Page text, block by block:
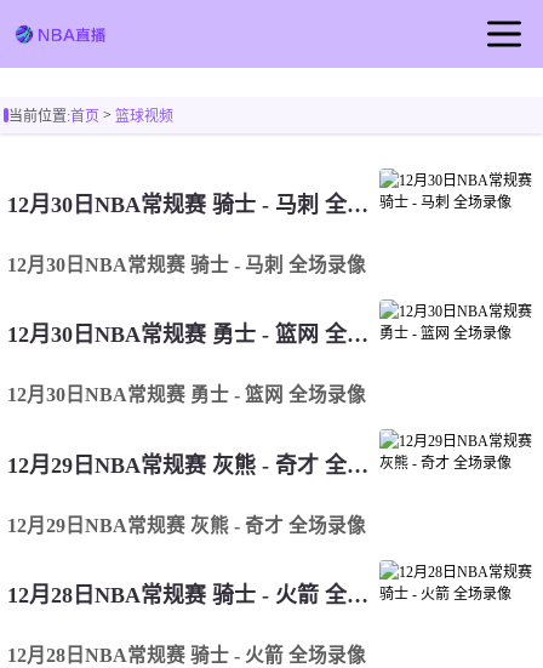
篮球直播
篮球视频
当前位置:首页> 篮球视频
12月30日NBA常规赛 骑士 - 马刺 全场录像
12月30日NBA常规赛 骑士 - 马刺 全场录像
12月30日NBA常规赛 勇士 - 篮网 全场录像
12月30日NBA常规赛 勇士 - 篮网 全场录像
12月29日NBA常规赛 灰熊 - 奇才 全场录像
12月29日NBA常规赛 灰熊 - 奇才 全场录像
12月28日NBA常规赛 骑士 - 火箭 全场录像
12月28日NBA常规赛 骑士 - 火箭 全场录像